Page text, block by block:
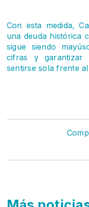
Con esta medida,
una deuda histórica
sigue siendo
cifras y garantizar
sentirse sola frente